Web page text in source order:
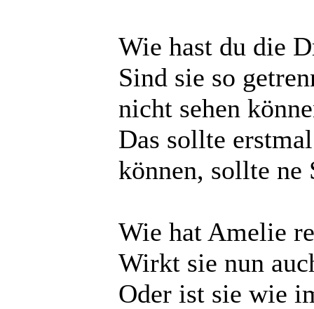
Wie hast du die
Sind sie so
nicht sehen
Das sollte
können, sollte ne
Wie hat Amelie
Wirkt sie nun
Oder ist sie wie